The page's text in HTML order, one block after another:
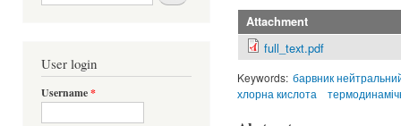
User login
Username*
Attachment
full_text.pdf
Keywords: барвник
хлорна кислота